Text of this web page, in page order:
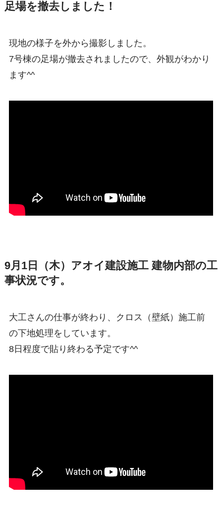
足場を撤去しました！
現地の様子を外から撮影しました。
7号棟の足場が撤去されましたので、外観がわかり
ます^^
9月1日（木）アオイ建設施工 建物内部の工
事状況です。
大工さんの仕事が終わり、クロス（壁紙）施工前
の下地処理をしています。
8日程度で貼り終わる予定です^^